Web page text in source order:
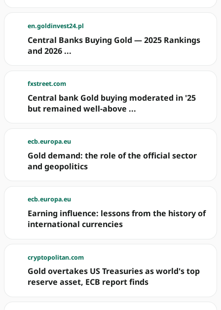
en.goldinvest24.pl
Central Banks Buying Gold — 2025 Rankings
and 2026 ...
fxstreet.com
Central bank Gold buying moderated in '25
but remained well-above ...
ecb.europa.eu
Gold demand: the role of the official sector
and geopolitics
ecb.europa.eu
Earning influence: lessons from the history of
international currencies
cryptopolitan.com
Gold overtakes US Treasuries as world's top
reserve asset, ECB report finds